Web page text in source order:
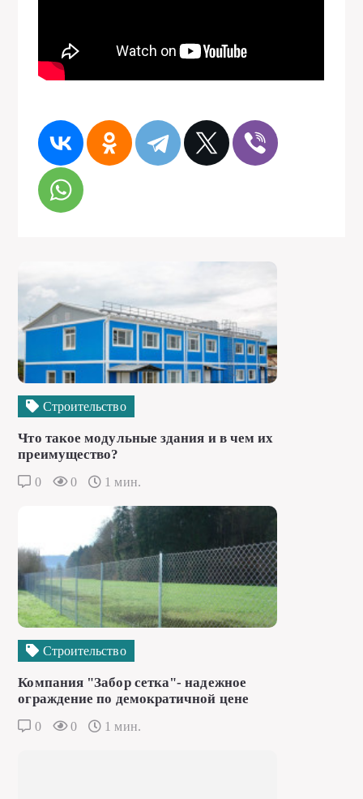
Строительство
Что такое модульные здания и в чем их
преимущество?
0 0 1 мин.
Строительство
Компания "Забор сетка"- надежное
ограждение по демократичной цене
0 0 1 мин.